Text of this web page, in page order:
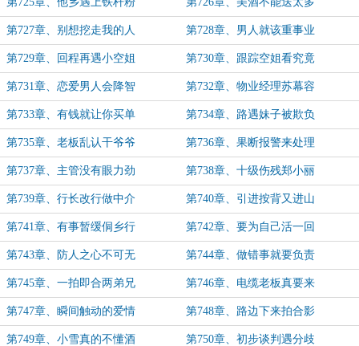
第727章、别想挖走我的人 第728章、男人就该重事业
第729章、回程再遇小空姐 第730章、跟踪空姐看究竟
第731章、恋爱男人会降智 第732章、物业经理苏幕容
第733章、有钱就让你买单 第734章、路遇妹子被欺负
第735章、老板乱认干爷爷 第736章、果断报警来处理
第737章、主管没有眼力劲 第738章、十级伤残郑小丽
第739章、行长改行做中介 第740章、引进按背又进山
第741章、有事暂缓侗乡行 第742章、要为自己活一回
第743章、防人之心不可无 第744章、做错事就要负责
第745章、一拍即合两弟兄 第746章、电缆老板真要来
第747章、瞬间触动的爱情 第748章、路边下来拍合影
第749章、小雪真的不懂酒 第750章、初步谈判遇分歧